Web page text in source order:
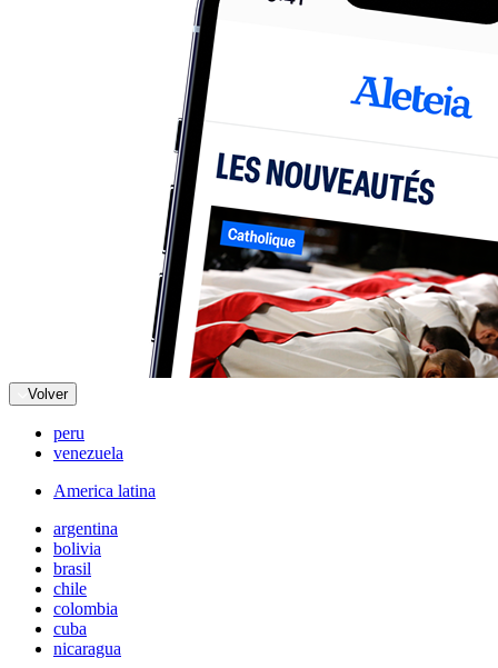
Volver
peru
venezuela
America latina
argentina
bolivia
brasil
chile
colombia
cuba
nicaragua